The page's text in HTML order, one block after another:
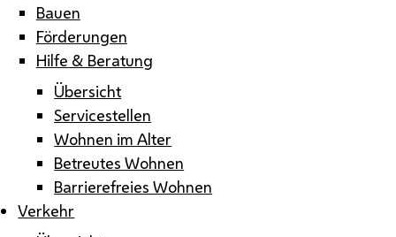
Bauen
Förderungen
Hilfe & Beratung
Übersicht
Servicestellen
Wohnen im Alter
Betreutes Wohnen
Barrierefreies Wohnen
Verkehr